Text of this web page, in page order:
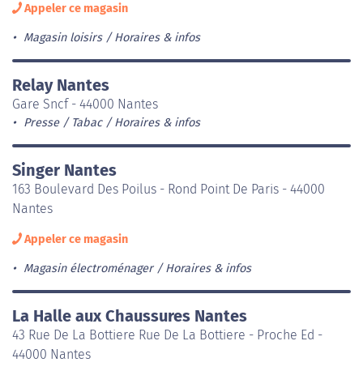
Appeler ce magasin
Magasin loisirs Horaires & infos
Relay Nantes
Gare Sncf - 44000 Nantes
Presse / Tabac Horaires & infos
Singer Nantes
163 Boulevard Des Poilus - Rond Point De Paris - 44000
Nantes
Appeler ce magasin
Magasin électroménager Horaires & infos
La Halle aux Chaussures Nantes
43 Rue De La Bottiere Rue De La Bottiere - Proche Ed -
44000 Nantes